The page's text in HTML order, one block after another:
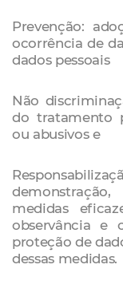
Prevenção:
ocorrência de
dados pessoais
Não
do tratamento
ou abusivos e
medidas
observância e
proteção de
dessas medidas.